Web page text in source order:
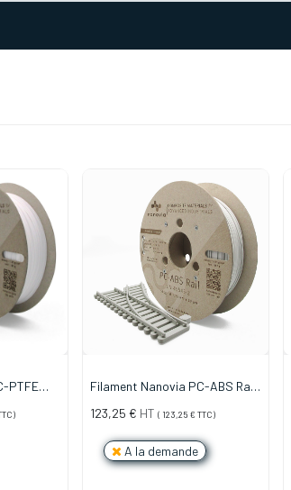
PTFE
Filament Nanovia PC-ABS Rail
123,25 € HT ( 123,25 € TTC)
A la demande